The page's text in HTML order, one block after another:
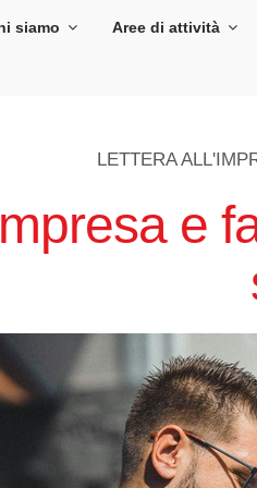
siamo Aree di attività
LETTERA
e